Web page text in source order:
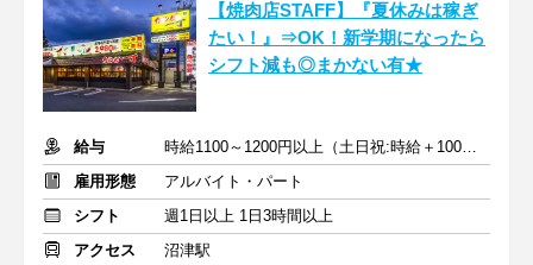
【焼肉店STAFF】『夏休みは稼ぎ
たい！』⇒OK！新学期になったら
シフト減も◎まかない有★
給与
時給1100～1200円以上（土日祝:時給＋100円）＋交通費支給
雇用形態
アルバイト・パート
シフト
週1日以上 1日3時間以上
アクセス
沼津駅